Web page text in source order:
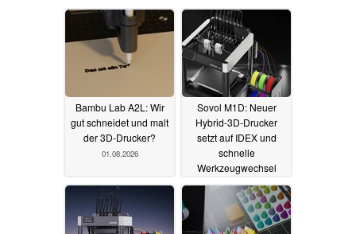
Bambu Lab A2L: Wir
gut schneidet und malt
der 3D-Drucker?
01.08.2026
Sovol M1D: Neuer
Hybrid-3D-Drucker
setzt auf IDEX und
schnelle
Werkzeugwechsel
29.07.2026